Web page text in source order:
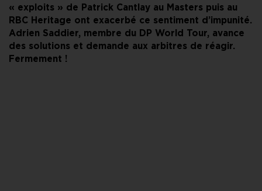
« exploits » de Patrick Cantlay au Masters puis au
RBC Heritage ont exacerbé ce sentiment d’impunité.
Adrien Saddier, membre du DP World Tour, avance
des solutions et demande aux arbitres de réagir.
Fermement !